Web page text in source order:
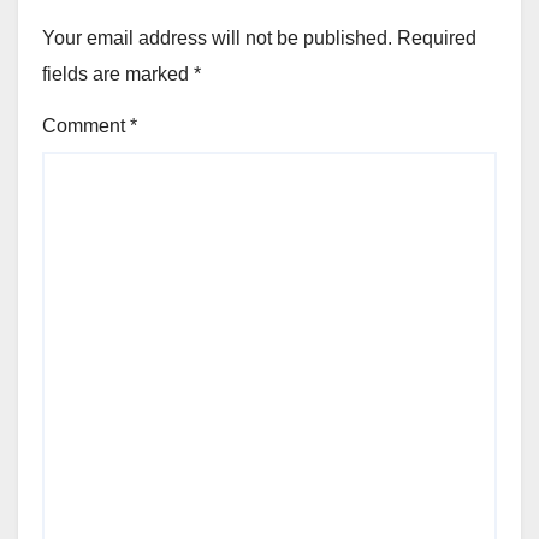
Your email address will not be published. Required
fields are marked *
Comment*